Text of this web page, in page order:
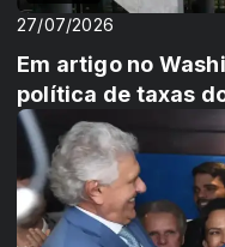
27/07/2026
Em artigo no
política de taxas